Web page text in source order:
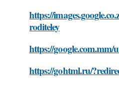
https://
roditeley
https://
https://gohtml.ru/